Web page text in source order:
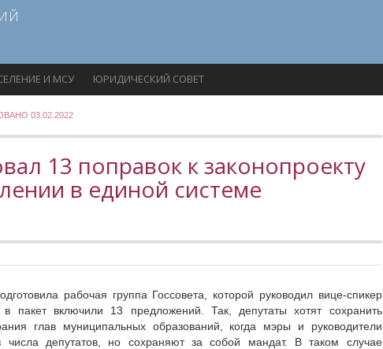
И МСУ ЮРИДИЧЕСКИЙ СОВЕТ
03.02.2022
13 поправок к законопроекту
в единой системе
рабочая группа Госсовета, которой руководил вице-спикер
пакет включили 13 предложений. Так, депутаты хотят сохранить
глав муниципальных образований, когда мэры и руководители
депутатов, но сохраняют за собой мандат. В таком случае